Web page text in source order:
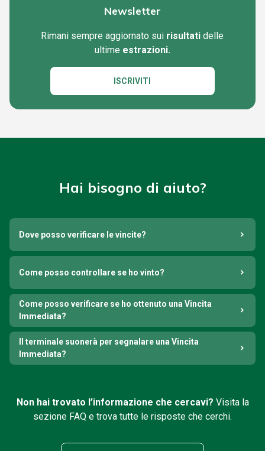
Newsletter
Rimani sempre aggiornato sui risultati delle
ultime estrazioni.
ISCRIVITI
Hai bisogno di aiuto?
Dove posso verificare le vincite?
Come posso controllare se ho vinto?
Come posso verificare se ho ottenuto una Vincita
Immediata?
Il terminale suonerà per segnalare una Vincita
Immediata?
Non hai trovato l’informazione che cercavi? Visita la
sezione FAQ e trova tutte le risposte che cerchi.